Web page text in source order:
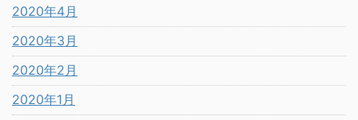
2020年4月
2020年3月
2020年2月
2020年1月